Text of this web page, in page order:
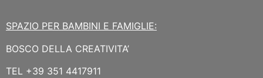
SPAZIO PER BAMBINI E FAMIGLIE:
BOSCO DELLA CREATIVITA’
TEL +39 351 4417911